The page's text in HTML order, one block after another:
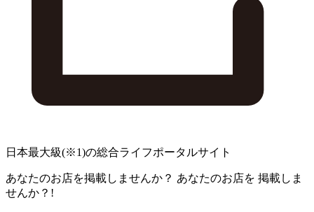
日本最大級(※1)の総合ライフポータルサイト
あなたのお店を掲載しませんか？ あなたのお店を 掲載しま
せんか？!